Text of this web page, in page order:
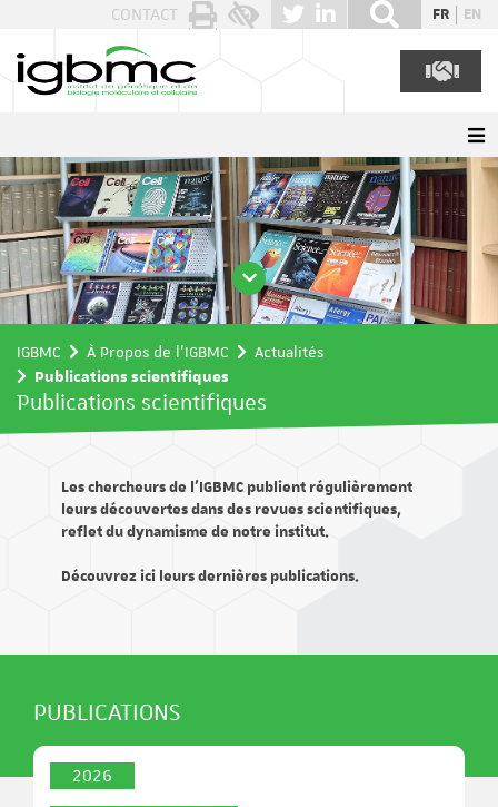
CONTACT FR EN
IGBMC À Propos de l'IGBMC
Actualités
Publications scientifiques
Publications scientifiques
Les chercheurs de l’IGBMC publient régulièrement
leurs découvertes dans des revues scientifiques,
reflet du dynamisme de notre institut.
Découvrez ici leurs dernières publications.
PUBLICATIONS
2026
Panneau de gestion des cookies